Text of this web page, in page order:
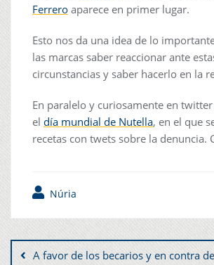
Ferrero aparece en primer lugar.
Esto nos da una idea de lo
las marcas saber reaccionar ante
circunstancias y saber hacerlo en la
En paralelo y curiosamente en
el día mundial de Nutella, en el que
recetas con twets sobre la denuncia.
Núria
A favor de los becarios y en contra